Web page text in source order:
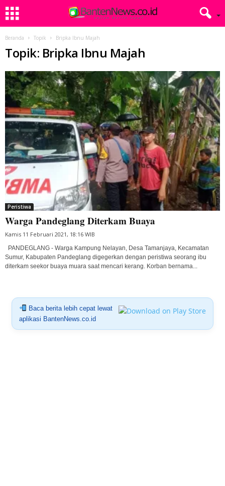
Beranda Topik Bripka Ibnu Majah
Topik: Bripka Ibnu Majah
Peristiwa
Warga Pandeglang Diterkam Buaya
Kamis 11 Februari 2021, 18:16 WIB
PANDEGLANG - Warga Kampung Nelayan, Desa Tamanjaya, Kecamatan
Sumur, Kabupaten Pandeglang digegerkan dengan peristiwa seorang ibu
diterkam seekor buaya muara saat mencari kerang. Korban bernama...
Baca berita lebih cepat lewat
aplikasi BantenNews.co.id